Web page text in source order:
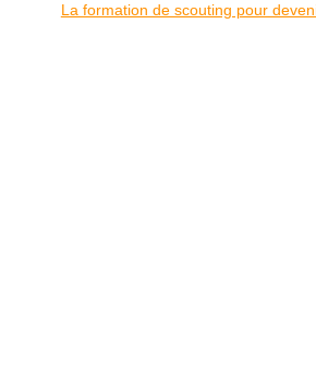
La formation de scouting pour